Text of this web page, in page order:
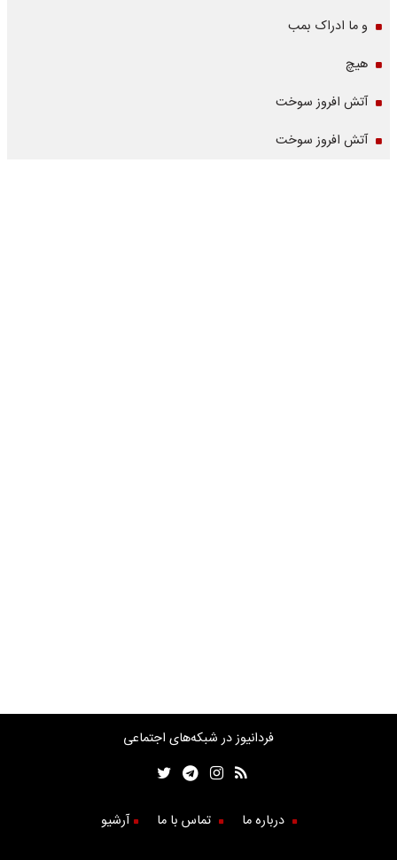
و ما ادراک بمب
هیچ
آتش افروز سوخت
آتش افروز سوخت
فردانیوز در شبکه‌های اجتماعی
درباره ما تماس با ما آرشیو